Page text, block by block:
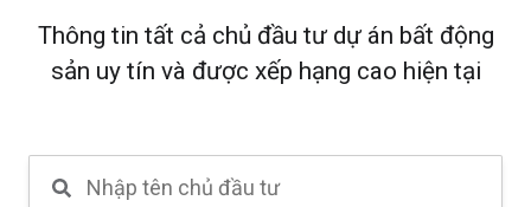
Thông tin tất cả chủ đầu tư dự án bất động
sản uy tín và được xếp hạng cao hiện tại